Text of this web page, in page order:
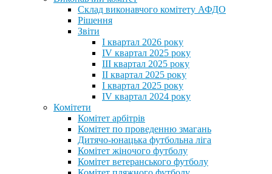
Склад виконавчого комітету АФДО
Рішення
Звіти
I квартал 2026 року
IV квартал 2025 року
III квартал 2025 року
II квартал 2025 року
I квартал 2025 року
IV квартал 2024 року
Комітети
Комітет арбітрів
Комітет по проведенню змагань
Дитячо-юнацька футбольна ліга
Комітет жіночого футболу
Комітет ветеранського футболу